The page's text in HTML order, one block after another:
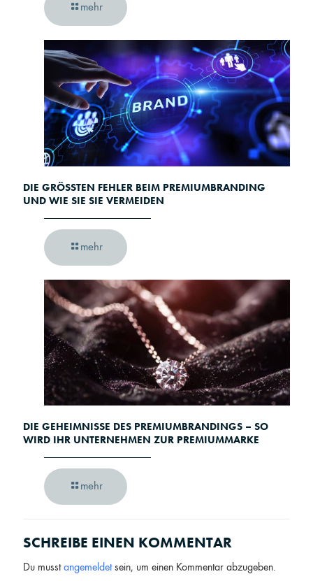
mehr
DIE GRÖSSTEN FEHLER BEIM PREMIUMBRANDING U
ND WIE SIE SIE VERMEIDEN
mehr
DIE GEHEIMNISSE DES PREMIUMBRANDINGS – SO
WIRD IHR UNTERNEHMEN ZUR PREMIUMMARKE
mehr
SCHREIBE EINEN KOMMENTAR
Du musstangemeldetsein, um einen Kommentar abzugeben.